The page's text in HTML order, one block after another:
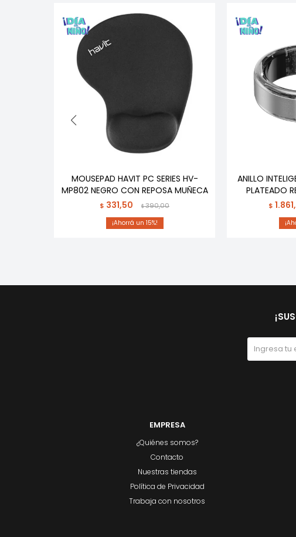
MOUSEPAD HAVIT PC SERIES HV-
MP802 NEGRO CON REPOSA MUÑECA
$ 331,50 $390,00
15
ANILLO
PLATEADO
$
EMPRESA
¿Quiénes somos?
Contacto
Nuestras tiendas
Política de Privacidad
Trabaja con nosotros